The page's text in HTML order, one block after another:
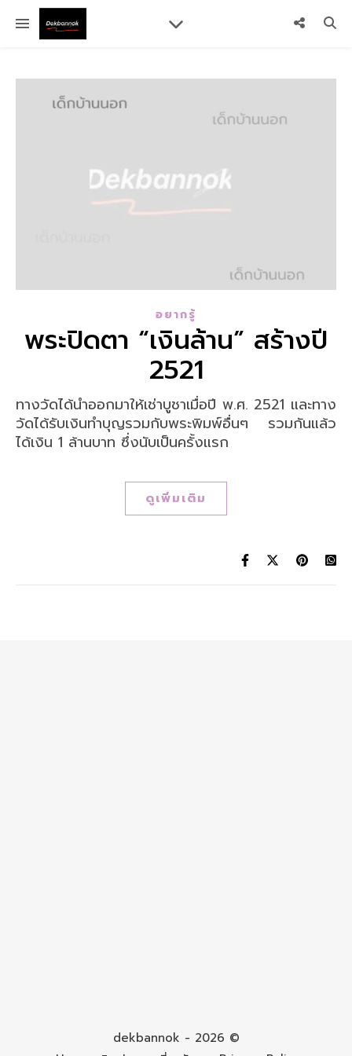
อยากรู้
พระปิดตา “เงินล้าน” สร้างปี
2521
ทางวัดได้นำออกมาให้เช่าบูชาเมื่อปี พ.ศ. 2521 และทาง
วัดได้รับเงินทำบุญรวมกับพระพิมพ์อื่นๆ รวมกันแล้ว
ได้เงิน 1 ล้านบาท ซึ่งนับเป็นครั้งแรก
ดูเพิ่มเติม
dekbannok - 2026 ©